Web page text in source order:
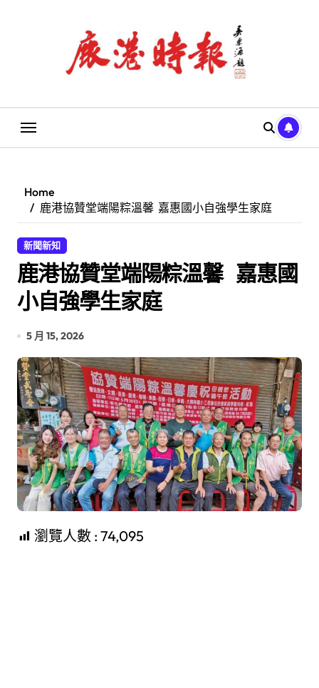
Home
鹿港協贊堂端陽粽溫馨 嘉惠國小自強學生家庭
新聞新知
鹿港協贊堂端陽粽溫馨 嘉惠國
小自強學生家庭
5 月 15, 2026
瀏覽人數 : 74,095